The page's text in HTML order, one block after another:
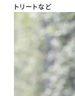
トリートなど